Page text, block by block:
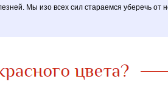
Мы изо всех сил стараемся уберечь от